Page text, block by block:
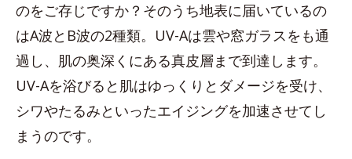
のをご存じですか？そのうち地表に届いているの
はA波とB波の2種類。UV-Aは雲や窓ガラスをも通
過し、肌の奥深くにある真皮層まで到達します。
UV-Aを浴びると肌はゆっくりとダメージを受け、
シワやたるみといったエイジングを加速させてし
まうのです。